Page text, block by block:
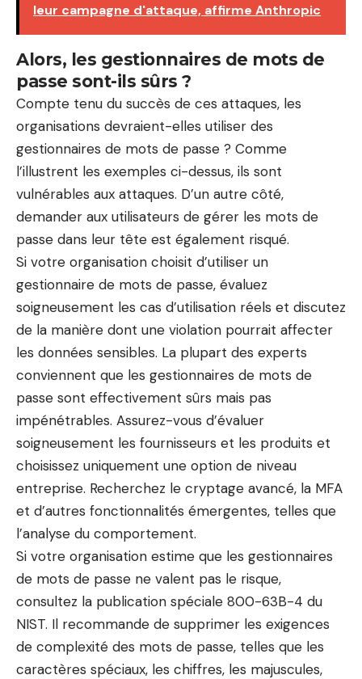
leur campagne d'attaque, affirme Anthropic
Alors, les gestionnaires de mots de
passe sont-ils sûrs ?
Compte tenu du succès de ces attaques, les
organisations devraient-elles utiliser des
gestionnaires de mots de passe ? Comme
l’illustrent les exemples ci-dessus, ils sont
vulnérables aux attaques. D’un autre côté,
demander aux utilisateurs de gérer les mots de
passe dans leur tête est également risqué.
Si votre organisation choisit d’utiliser un
gestionnaire de mots de passe, évaluez
soigneusement les cas d’utilisation réels et discutez
de la manière dont une violation pourrait affecter
les données sensibles. La plupart des experts
conviennent que les gestionnaires de mots de
passe sont effectivement sûrs mais pas
impénétrables. Assurez-vous d’évaluer
soigneusement les fournisseurs et les produits et
choisissez uniquement une option de niveau
entreprise. Recherchez le cryptage avancé, la MFA
et d’autres fonctionnalités émergentes, telles que
l’analyse du comportement.
Si votre organisation estime que les gestionnaires
de mots de passe ne valent pas le risque,
consultez la publication spéciale 800-63B-4 du
NIST. Il recommande de supprimer les exigences
de complexité des mots de passe, telles que les
caractères spéciaux, les chiffres, les majuscules,